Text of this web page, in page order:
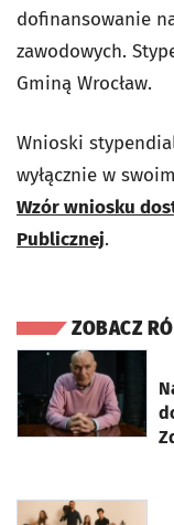
dofinansowanie
zawodowych.
Gminą Wrocław.
Wnioski
wyłącznie w
Wzór wniosku
Publicznej.
ZOBACZ
otworzy się w
otworzy się w